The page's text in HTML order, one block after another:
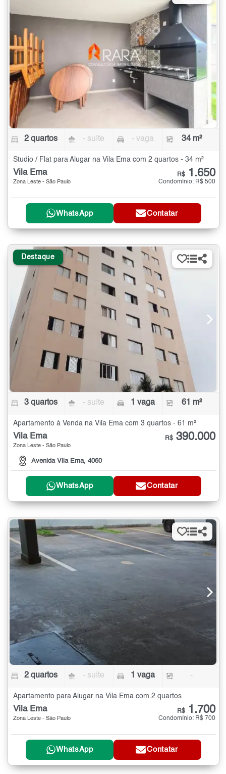
2 quartos - suíte - vaga 34 m²
Studio / Flat para Alugar na Vila Ema com 2 quartos - 34 m²
Vila Ema
Zona Leste - São Paulo
R$ 1.650
Condomínio: R$ 500
WhatsApp Contatar
Destaque
3 quartos - suíte 1 vaga 61 m²
Apartamento à Venda na Vila Ema com 3 quartos - 61 m²
Vila Ema
Zona Leste - São Paulo
Avenida Vila Ema, 4060
R$ 390.000
WhatsApp Contatar
2 quartos - suíte 1 vaga -
Apartamento para Alugar na Vila Ema com 2 quartos
Vila Ema
Zona Leste - São Paulo
R$ 1.700
Condomínio: R$ 700
WhatsApp Contatar